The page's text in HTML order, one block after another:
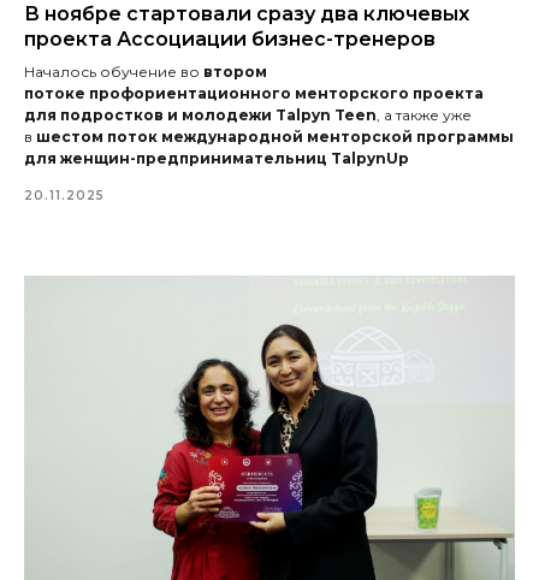
В ноябре стартовали сразу два ключевых
проекта Ассоциации бизнес-тренеров
Началось обучение во втором
потоке профориентационного менторского проекта
для подростков и молодежи Talpyn Teen , а также уже
в шестом поток международной менторской программы
для женщин-предпринимательниц TalpynUp
20.11.2025